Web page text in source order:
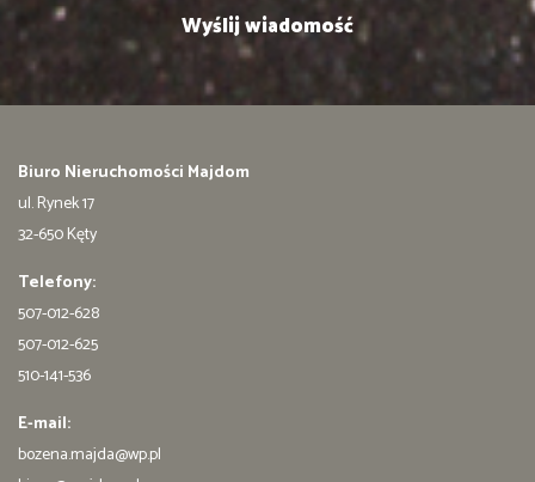
Biuro Nieruchomości Majdom
ul. Rynek 17
32-650 Kęty
Telefony:
507-012-628
507-012-625
510-141-536
E-mail:
bozena.majda@wp.pl